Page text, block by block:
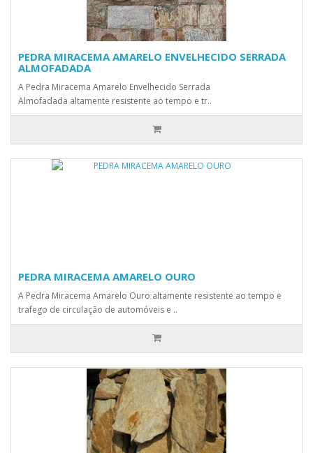
PEDRA MIRACEMA AMARELO ENVELHECIDO SERRADA
ALMOFADADA
A Pedra Miracema Amarelo Envelhecido Serrada
Almofadada altamente resistente ao tempo e tr..
PEDRA MIRACEMA AMARELO OURO
A Pedra Miracema Amarelo Ouro altamente resistente ao tempo e
trafego de circulação de automóveis e ..